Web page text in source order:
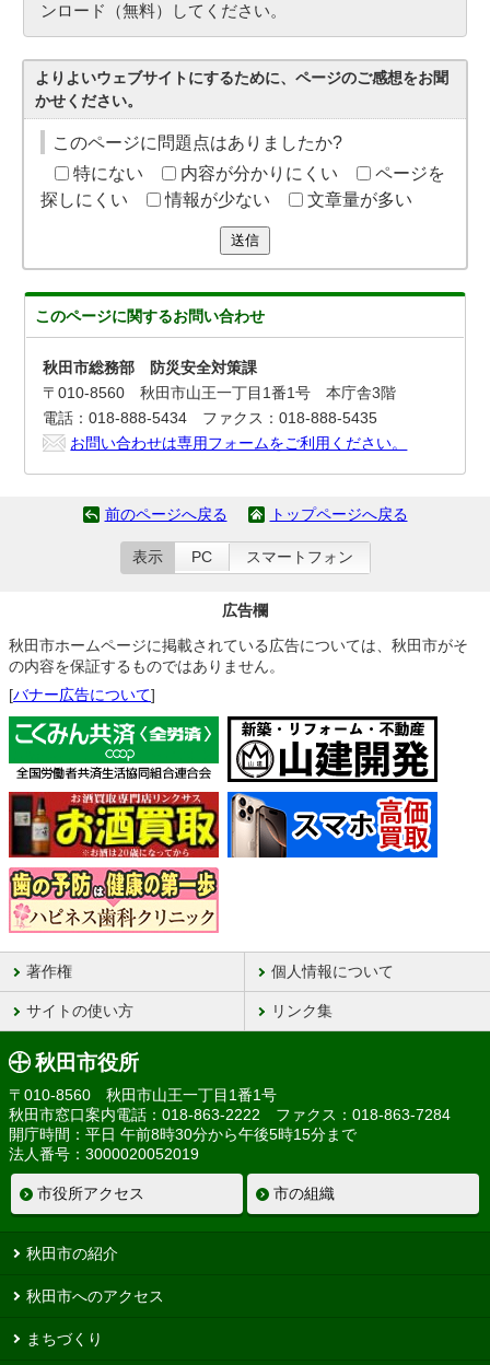
ンロード（無料）してください。
よりよいウェブサイトにするために、ページのご感想をお聞
かせください。
このページに問題点はありましたか?
特にない
内容が分かりにくい
ページを
探しにくい
情報が少ない 文章量が多い
送信
このページに関するお問い合わせ
秋田市総務部 防災安全対策課
〒010-8560 秋田市山王一丁目1番1号 本庁舎3階
電話：018-888-5434 ファクス：018-888-5435
お問い合わせは専用フォームをご利用ください。
前のページへ戻る トップページへ戻る
表示 PC スマートフォン
広告欄
秋田市ホームページに掲載されている広告については、秋田市がそ
の内容を保証するものではありません。
[バナー広告について]
著作権 個人情報について
サイトの使い方 リンク集
秋田市役所
〒010-8560 秋田市山王一丁目1番1号
秋田市窓口案内電話：018-863-2222 ファクス：018-863-7284
開庁時間：平日 午前8時30分から午後5時15分まで
法人番号：3000020052019
市役所アクセス 市の組織
秋田市の紹介
秋田市へのアクセス
まちづくり